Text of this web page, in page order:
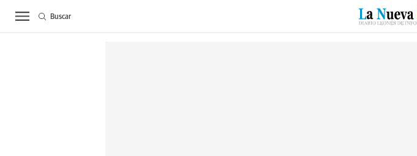
ACTUALIDAD BIERZO SUCESOS CULTURAS
Buscar